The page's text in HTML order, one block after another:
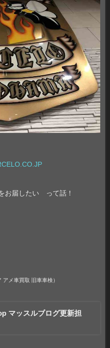
届したい って話！
メ車買取 旧車車検）
マッスルブログ更新担